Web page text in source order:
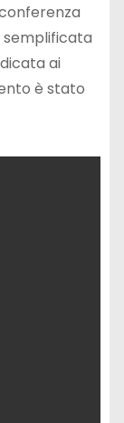
semplificata
ai
è stato